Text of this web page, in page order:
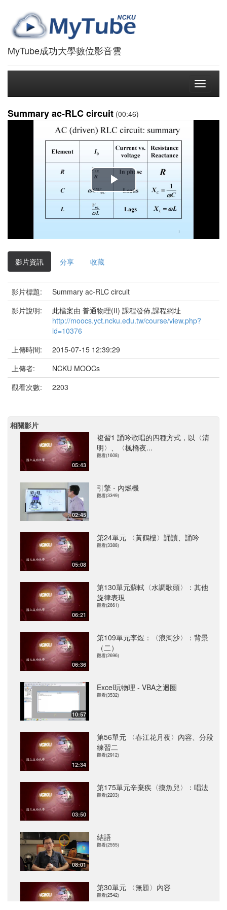
MyTube成功大學數位影音雲
Toggle
Summary ac-RLC circuit (00:46)
播
放
影
影片資訊 分享 收藏
影片標題:
Summary ac-RLC circuit
影片說明:
此檔案由 普通物理(II) 課程發佈,課程網址
http://moocs.yct.ncku.edu.tw/course/view.php?
id=10376
上傳時間:
2015-07-15 12:39:29
上傳者:
NCKU MOOCs
觀看次數:
2203
相關影片
05:43
複習1 誦吟歌唱的四種方式，以〈清
明〉、〈楓橋夜...
觀看(1608)
02:45
引擎 - 內燃機
觀看(3349)
05:08
第24單元 〈黃鶴樓〉誦讀、誦吟
觀看(3388)
06:21
第130單元蘇軾〈水調歌頭〉：其他
旋律表現
觀看(2661)
06:36
第109單元李煜：〈浪淘沙〉：背景
（二）
觀看(2696)
10:57
Excel玩物理 - VBA之迴圈
觀看(3532)
12:34
第56單元 〈春江花月夜〉內容、分段
練習二
觀看(2912)
03:50
第175單元辛棄疾〈摸魚兒〉：唱法
觀看(2203)
08:01
結語
觀看(2555)
第30單元 〈無題〉內容
觀看(2542)